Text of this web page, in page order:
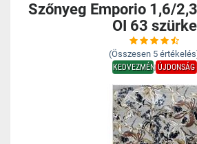
Szőnyeg Emporio 1,6/
OI 63 szürke
(Összesen 5
KEDVEZMÉNYÚJDONSÁG